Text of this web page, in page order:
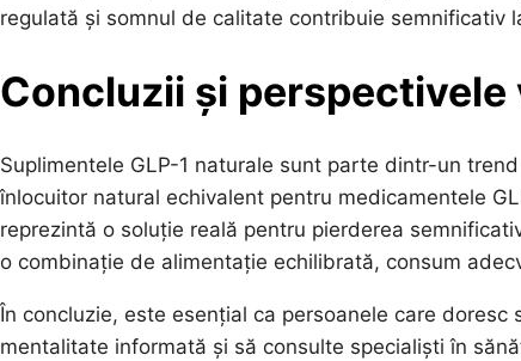
regulată și somnul de calitate contribuie semnificativ
Concluzii și perspectivele
Suplimentele GLP-1 naturale sunt parte dintr-un
înlocuitor natural echivalent pentru medicamentele
reprezintă o soluție reală pentru pierderea
o combinație de alimentație echilibrată, consum
În concluzie, este esențial ca persoanele care
mentalitate informată și să consulte specialiști în